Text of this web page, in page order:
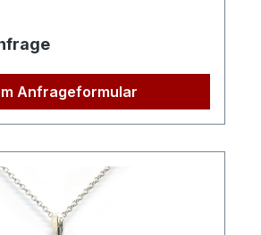
Anfrageformular